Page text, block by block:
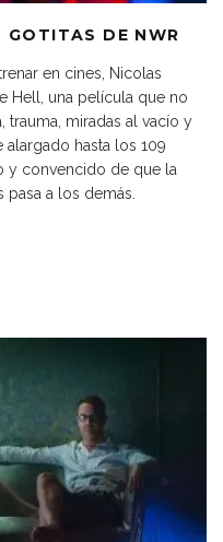
GOTITAS DE NWR
en cines, Nicolas
Hell, una película que no
trauma, miradas al vacío y
hasta los 109
y convencido de que la
pasa a los demás.